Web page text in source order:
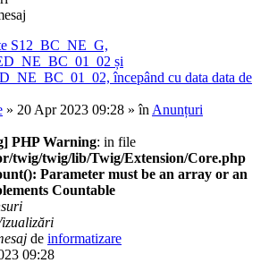
S12_BC_NE_G,
și
începând cu data data de
» 20 Apr 2023 09:28 » în Anunțuri
PHP Warning: in file
twig/twig/lib/Twig/Extension/Core.php
Parameter must be an array or an
Countable
de informatizare
09:28